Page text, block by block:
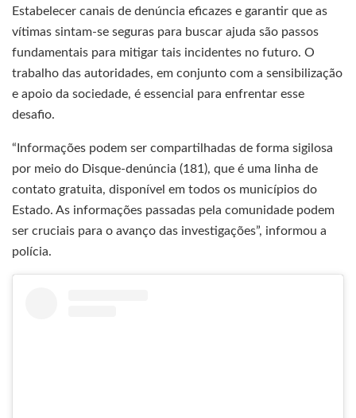
Estabelecer canais de denúncia eficazes e garantir que as
vítimas sintam-se seguras para buscar ajuda são passos
fundamentais para mitigar tais incidentes no futuro. O
trabalho das autoridades, em conjunto com a sensibilização
e apoio da sociedade, é essencial para enfrentar esse
desafio.
“Informações podem ser compartilhadas de forma sigilosa
por meio do Disque-denúncia (181), que é uma linha de
contato gratuita, disponível em todos os municípios do
Estado. As informações passadas pela comunidade podem
ser cruciais para o avanço das investigações”, informou a
polícia.